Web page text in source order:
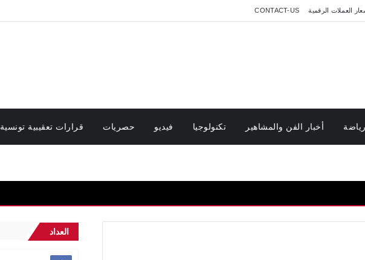
العملات الرقمية CONTACT-US
رياضة أخبار الفن والمشاهير تكنولوجيا فيديو حصريات قرارات تعقيبية تونسية
العداد